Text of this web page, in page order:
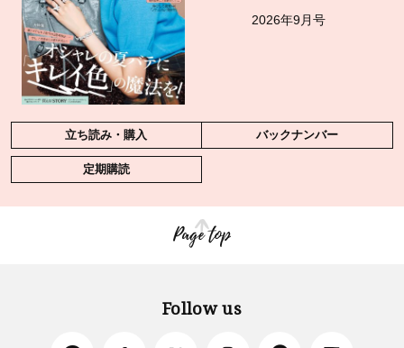
2026年9月号
立ち読み・購入 バックナンバー
定期購読
Page top
Follow us